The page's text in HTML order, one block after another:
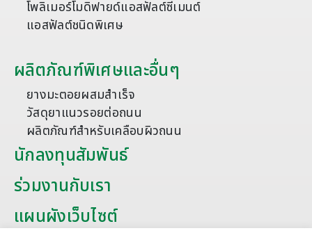
โพลิเมอร์โมดิฟายด์แอสฟัลต์ซีเมนต์
แอสฟัลต์ชนิดพิเศษ
ผลิตภัณฑ์พิเศษและอื่นๆ
ยางมะตอยผสมสำเร็จ
วัสดุยาแนวรอยต่อถนน
ผลิตภัณฑ์สำหรับเคลือบผิวถนน
นักลงทุนสัมพันธ์
ร่วมงานกับเรา
แผนผังเว็บไซต์